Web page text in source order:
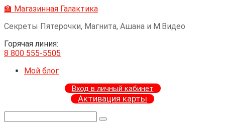
Перейти
контенту
🏫 Магазинная Галактика
Секреты Пятерочки, Магнита, Ашана и М.Видео
Горячая линия:
8 800 555-5505
Мой блог
Вход в личный кабинет
Активация карты